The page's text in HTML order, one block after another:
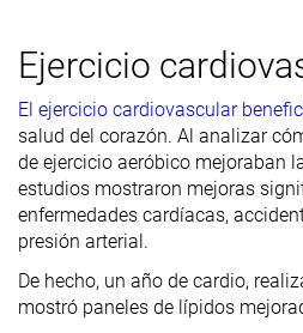
Ejercicio
El ejercicio cardiovascular
salud del corazón. Al analizar
de ejercicio aeróbico mejoraban
estudios mostraron mejoras
enfermedades cardíacas,
presión arterial.
De hecho, un año de cardio,
mostró paneles de lípidos